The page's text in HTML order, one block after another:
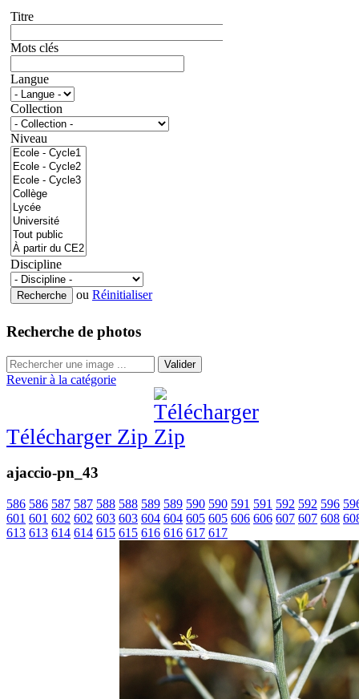
Titre
Mots clés
Langue
Collection
Niveau
Discipline
ou Réinitialiser
Recherche de photos
Valider
Revenir à la catégorie
Télécharger Zip
ajaccio-pn_43
586 586 587 587 588 588 589 589 590 590 591 591 592 592 596
601 601 602 602 603 603 604 604 605 605 606 606 607 607 608
613 613 614 614 615 615 616 616 617 617